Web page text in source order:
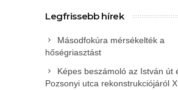
Legfrissebb hírek
Másodfokúra mérsékelték a
hőségriasztást
Képes beszámoló az István út
Pozsonyi utca rekonstrukciójáról X.